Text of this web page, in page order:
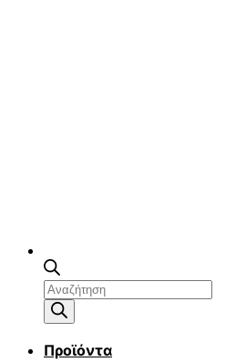
Αναζήτηση
προϊόντων
Προϊόντα